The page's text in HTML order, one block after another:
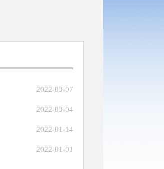
2022-03-07
2022-03-04
2022-01-14
2022-01-01